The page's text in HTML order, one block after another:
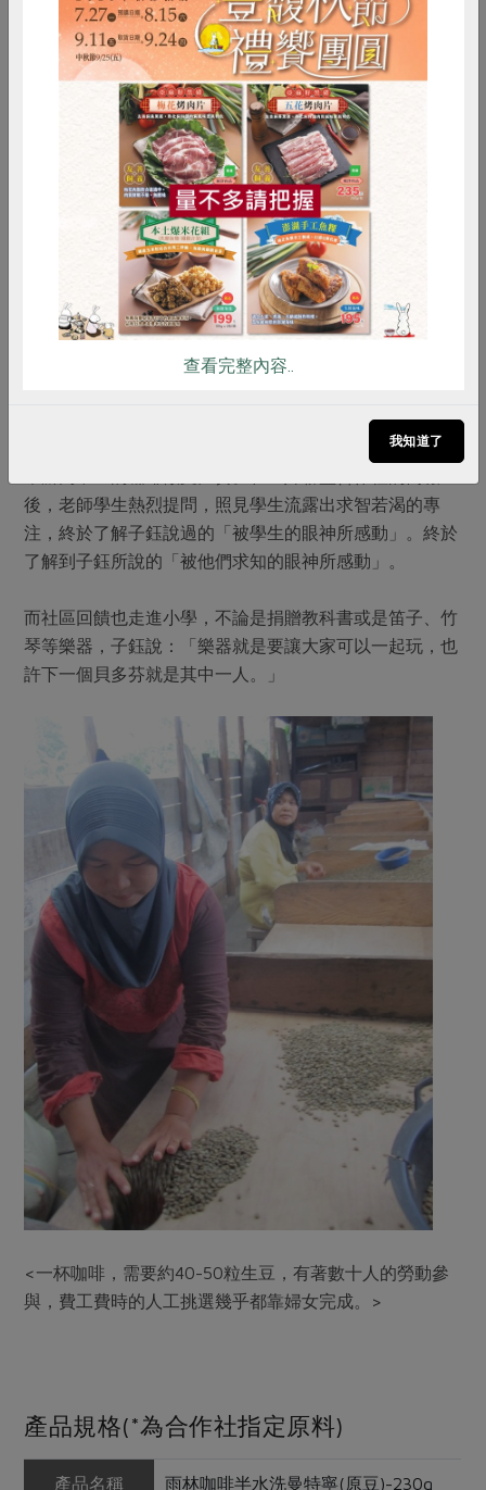
<雨林咖啡協助村落建置給水設施。>
教育是脫貧和改變的途徑
雨林咖啡的社區回饋大部分用在教育方面，已提供四年獎
學金，讓學生進行印尼當地的咖啡研究，讓印尼人來詮釋
他們視角下的咖啡。包括與蘇北大學的研究獎學金合作，
物、農經、森林及人類四個系所，2012年起也開始提供咖
啡產區白象大學獎學金。今年也和產區的教育單位合作，
後，老師學生熱烈提問，照見學生流露出求智若渴的專
注，終於了解子鈺說過的「被學生的眼神所感動」。終於
了解到子鈺所說的「被他們求知的眼神所感動」。
而社區回饋也走進小學，不論是捐贈教科書或是笛子、竹
琴等樂器，子鈺說：「樂器就是要讓大家可以一起玩，也
許下一個貝多芬就是其中一人。」
<一杯咖啡，需要約40-50粒生豆，有著數十人的勞動參
與，費工費時的人工挑選幾乎都靠婦女完成。>
產品規格(*為合作社指定原料)
產品名稱 雨林咖啡半水洗曼特寧(原豆)-230g
RPET 食譜 減硝酸鹽
雞蛋 食安 共同購買
查看完整內容..
我知道了